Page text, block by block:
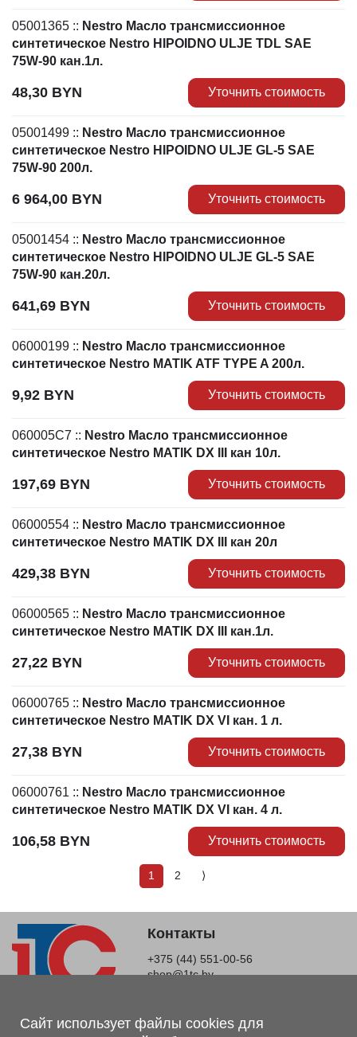
05001365 :: Nestro Масло трансмиссионное
синтетическое Nestro HIPOIDNO ULJE TDL SAE
75W-90 кан.1л.
48,30 BYN Уточнить стоимость
05001499 :: Nestro Масло трансмиссионное
синтетическое Nestro HIPOIDNO ULJE GL-5 SAE
75W-90 200л.
6 964,00 BYN Уточнить стоимость
05001454 :: Nestro Масло трансмиссионное
синтетическое Nestro HIPOIDNO ULJE GL-5 SAE
75W-90 кан.20л.
641,69 BYN Уточнить стоимость
06000199 :: Nestro Масло трансмиссионное
синтетическое Nestro MATIK ATF TYPE A 200л.
9,92 BYN Уточнить стоимость
060005C7 :: Nestro Масло трансмиссионное
синтетическое Nestro MATIK DX III кан 10л.
197,69 BYN Уточнить стоимость
06000554 :: Nestro Масло трансмиссионное
синтетическое Nestro MATIK DX III кан 20л
429,38 BYN Уточнить стоимость
06000565 :: Nestro Масло трансмиссионное
синтетическое Nestro MATIK DX III кан.1л.
27,22 BYN Уточнить стоимость
06000765 :: Nestro Масло трансмиссионное
синтетическое Nestro MATIK DX VI кан. 1 л.
27,38 BYN Уточнить стоимость
06000761 :: Nestro Масло трансмиссионное
синтетическое Nestro MATIK DX VI кан. 4 л.
106,58 BYN Уточнить стоимость
1 2 ⟩
Контакты
+375 (44) 551-00-56
shop@1tc.by
Магазин, склад
Сайт использует файлы cookies для